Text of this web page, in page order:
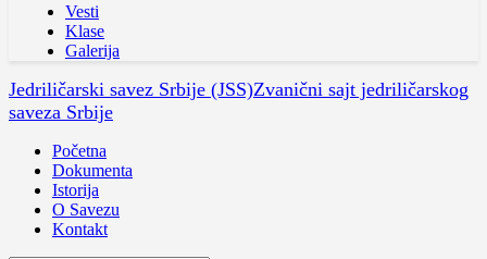
Vesti
Klase
Galerija
Jedriličarski savez Srbije (JSS)Zvanični sajt jedriličarskog
saveza Srbije
Početna
Dokumenta
Istorija
O Savezu
Kontakt